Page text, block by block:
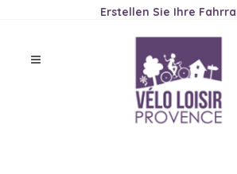
Erstellen Sie Ihre